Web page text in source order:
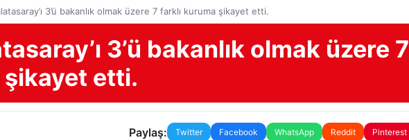
3’ü bakanlık olmak üzere 7 farklı kuruma şikayet etti.
3’ü bakanlık olmak üzere 7
şikayet etti.
Paylaş: Twitter Facebook WhatsApp Reddit Pinterest